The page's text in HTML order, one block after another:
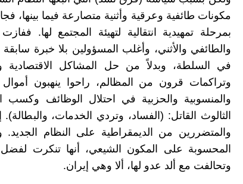
مكونات طائفية وعرقية وأثنية متصارعة فيما بينها،
بمرحلة تمهيدية انتقالية لتهيئة المجتمع لها.
والطائفي والأثني، وأغلب المسؤولين بلا خبرة
في السلطة، وبدلاً من حل المشاكل الاقتصادية
وتراكمات قرون من المظالم، راحوا ينهبون أموال
والمنسوبية والحزبية في احتلال الوظائف وكسب
الثالوث القاتل: (الفساد، وتردي الخدمات،
والمتضررين من الديمقراطية على النظام الجديد.
المحسوبة على المكون الشيعي، أنها تنكرت
وتحالفت مع ألد عدو لها، ألا وهي إيران.